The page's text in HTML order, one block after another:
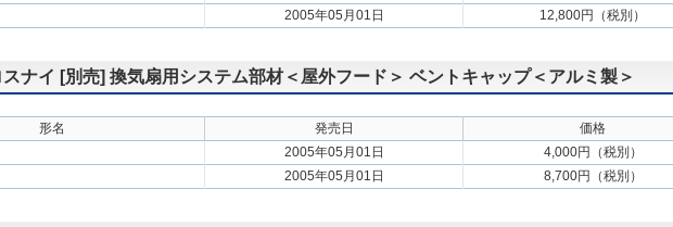
2005年05月01日 12,800円（税別）
ナイ [別売] 換気扇用システム部材＜屋外フード＞ ベントキャップ＜アルミ製＞
形名 発売日
価格
2005年05月01日
4,000円（税別）
2005年05月01日 8,700円（税別）